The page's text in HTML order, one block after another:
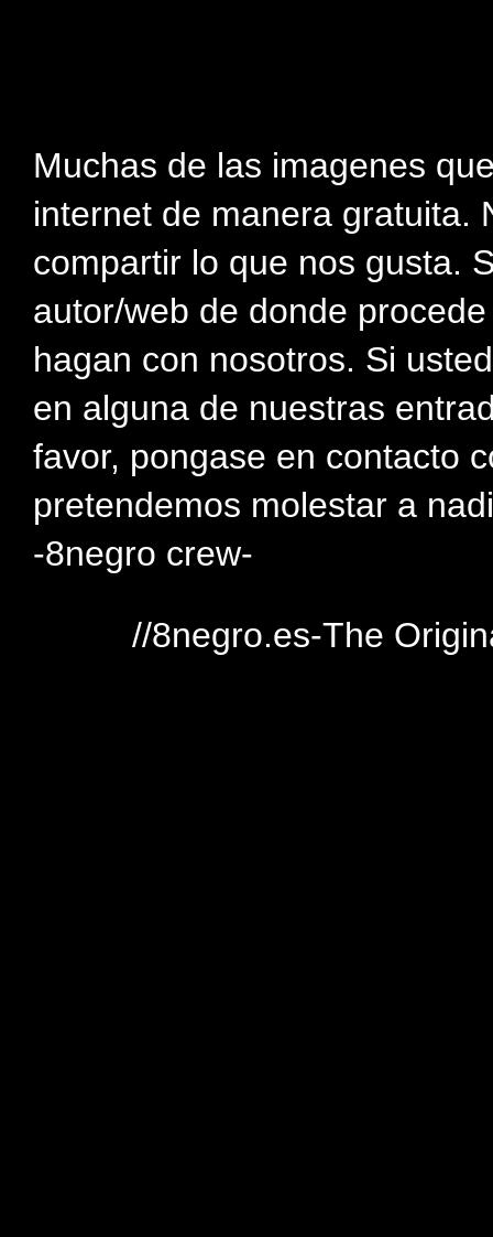
Muchas de las imagenes
internet de manera gratuita.
compartir lo que nos gusta.
autor/web de donde
hagan con nosotros. Si
en alguna de nuestras
favor, pongase en contacto
pretendemos molestar a
-8negro crew-
//8negro.es-The